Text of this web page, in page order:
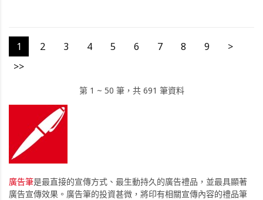
1 2 3 4 5 6 7 8 9
>
>>
第 1 ~ 50 筆，共 691 筆資料
廣告筆是最直接的宣傳方式、最生動持久的廣告禮品，並最具顯著
廣告宣傳效果。廣告筆的投資甚微，將印有相關宣傳內容的禮品筆